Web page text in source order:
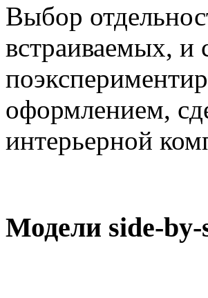
Выбор
встраиваемых,
оформлением,
интерьерной
Модели side-by-